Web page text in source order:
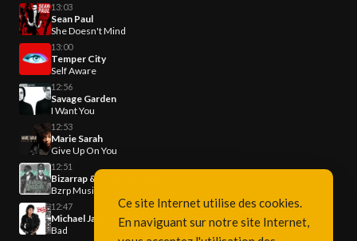
13:03
Sean Paul
She Doesn't Mind
13:00
Temper City
Self Aware
12:56
Savage Garden
I Want You
12:53
Marie Sarah
Give Up On You
12:51
Bizarrap & Daddy Yankee
Bzrp Music Sessions, Vol. 066
12:47
Michael Jackson
Bad
Ce site Internet utilise des cookies.
En naviguant sur notre site Internet,